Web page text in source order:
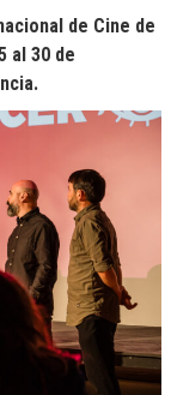
de Cine de
al 30 de